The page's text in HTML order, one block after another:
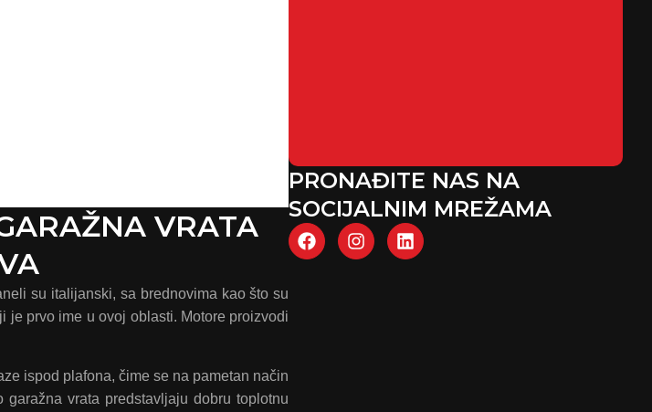
PRONAĐITE NAS NA
SOCIJALNIM MREŽAMA
VRATA
su italijanski, sa brednovima kao što su
je prvo ime u ovoj oblasti. Motore proizvodi
ispod plafona, čime se na pametan način
vrata predstavljaju dobru toplotnu